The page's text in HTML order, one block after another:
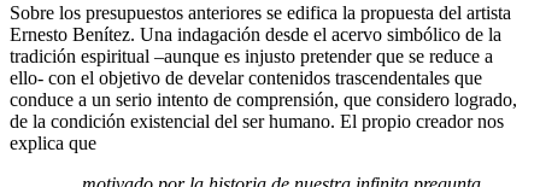
Sobre los presupuestos anteriores se edifica la propuesta del artista
Ernesto Benítez. Una indagación desde el acervo simbólico de la
tradición espiritual –aunque es injusto pretender que se reduce a
ello- con el objetivo de develar contenidos trascendentales que
conduce a un serio intento de comprensión, que considero logrado,
de la condición existencial del ser humano. El propio creador nos
explica que